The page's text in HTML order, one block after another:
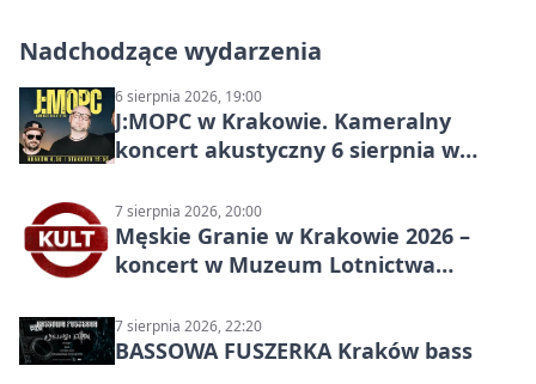
Nadchodzące wydarzenia
6 sierpnia 2026, 19:00
J:МОРС w Krakowie. Kameralny
koncert akustyczny 6 sierpnia w
7 sierpnia 2026, 20:00
Męskie Granie w Krakowie 2026 –
koncert w Muzeum Lotnictwa
7 sierpnia 2026, 22:20
BASSOWA FUSZERKA Kraków bass